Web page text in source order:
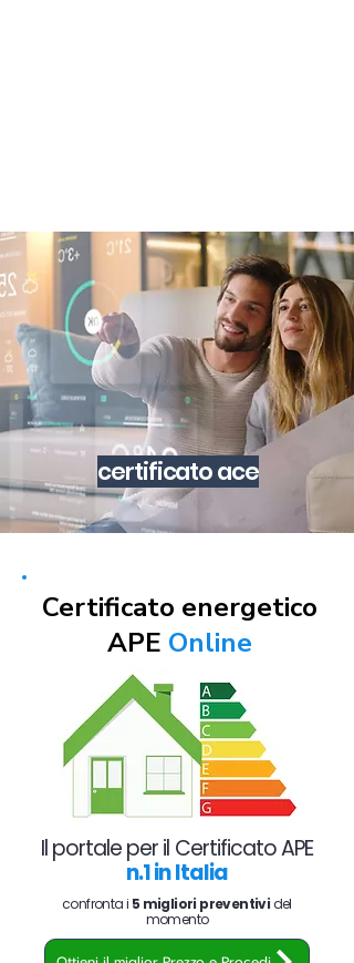
certificato ace
Certificato energetico
APE Online
Il portale per il Certificato APE
n.1 in Italia
confronta i 5 migliori preventividel
momento